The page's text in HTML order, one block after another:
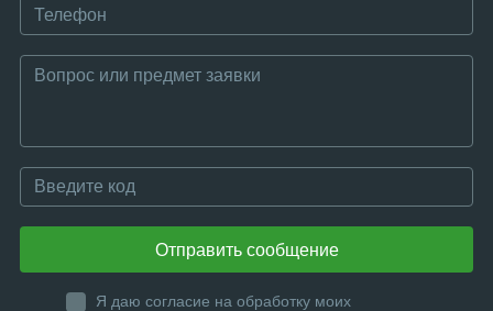
Отправить сообщение
Я даю согласие на обработку моих